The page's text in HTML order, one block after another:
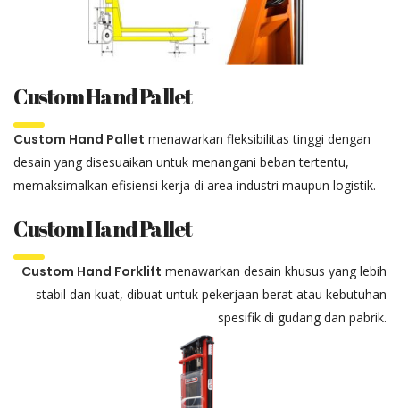
Custom Hand Pallet
Custom Hand Pallet menawarkan fleksibilitas tinggi dengan
desain yang disesuaikan untuk menangani beban tertentu,
memaksimalkan efisiensi kerja di area industri maupun logistik.
Custom Hand Pallet
Custom Hand Forklift menawarkan desain khusus yang lebih
stabil dan kuat, dibuat untuk pekerjaan berat atau kebutuhan
spesifik di gudang dan pabrik.